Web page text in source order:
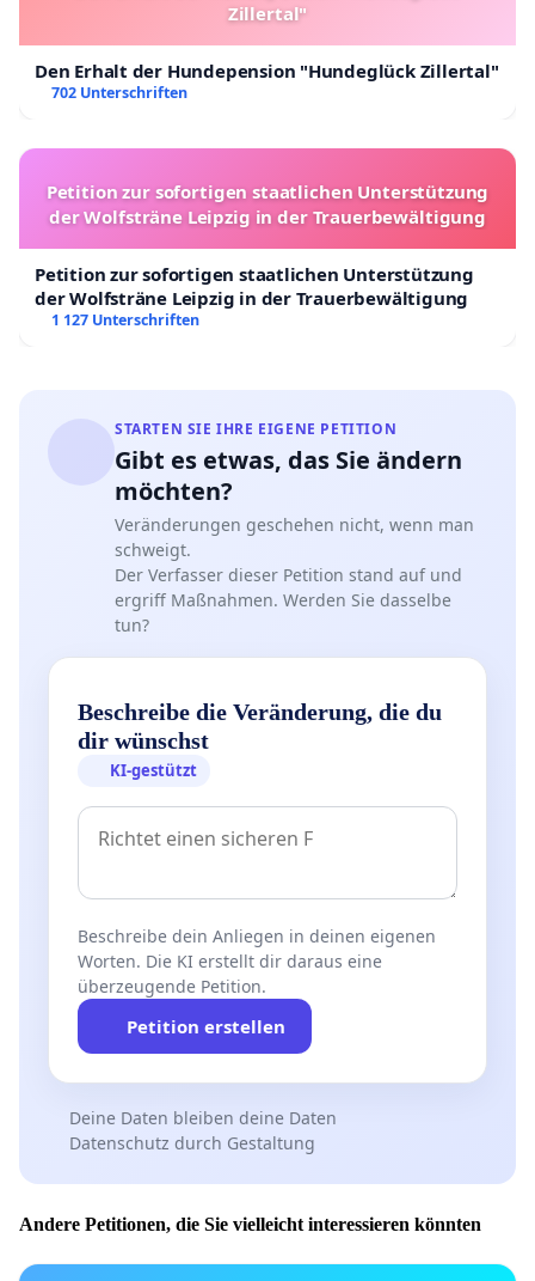
Zillertal"
Den Erhalt der Hundepension "Hundeglück Zillertal"
702 Unterschriften
Petition zur sofortigen staatlichen Unterstützung
der Wolfsträne Leipzig in der Trauerbewältigung
Petition zur sofortigen staatlichen Unterstützung
der Wolfsträne Leipzig in der Trauerbewältigung
1 127 Unterschriften
STARTEN SIE IHRE EIGENE PETITION
Gibt es etwas, das Sie ändern
möchten?
Veränderungen geschehen nicht, wenn man
schweigt.
Der Verfasser dieser Petition stand auf und
ergriff Maßnahmen. Werden Sie dasselbe
tun?
Beschreibe die Veränderung, die du
dir wünschst
KI-gestützt
Beschreibe dein Anliegen in deinen eigenen
Worten. Die KI erstellt dir daraus eine
überzeugende Petition.
Petition erstellen
Deine Daten bleiben deine Daten
Datenschutz durch Gestaltung
Andere Petitionen, die Sie vielleicht interessieren könnten